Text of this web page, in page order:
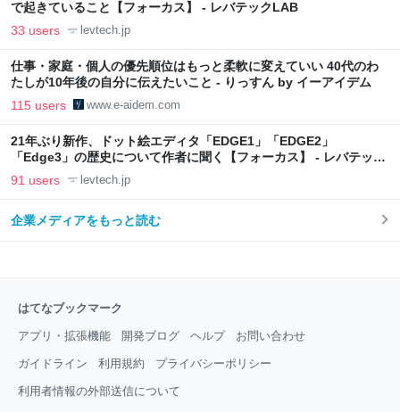
で起きていること【フォーカス】 - レバテックLAB
33 users levtech.jp
仕事・家庭・個人の優先順位はもっと柔軟に変えていい 40代のわ
たしが10年後の自分に伝えたいこと - りっすん by イーアイデム
115 users www.e-aidem.com
21年ぶり新作、ドット絵エディタ「EDGE1」「EDGE2」
「Edge3」の歴史について作者に聞く【フォーカス】 - レバテック
LAB
91 users levtech.jp
企業メディアをもっと読む
はてなブックマーク
アプリ・拡張機能 開発ブログ ヘルプ お問い合わせ
ガイドライン 利用規約 プライバシーポリシー
利用者情報の外部送信について